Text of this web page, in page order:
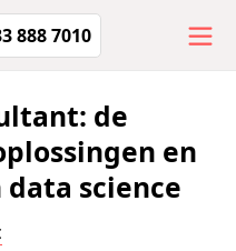
888 7010
de
en
science